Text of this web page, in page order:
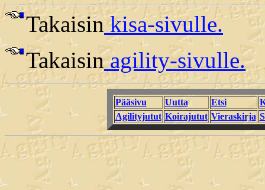
Takaisinkisa-sivulle.
Takaisinagility-sivulle.
Pääsivu Uutta Etsi
Agilityjutut Koirajutut Vieraskirja